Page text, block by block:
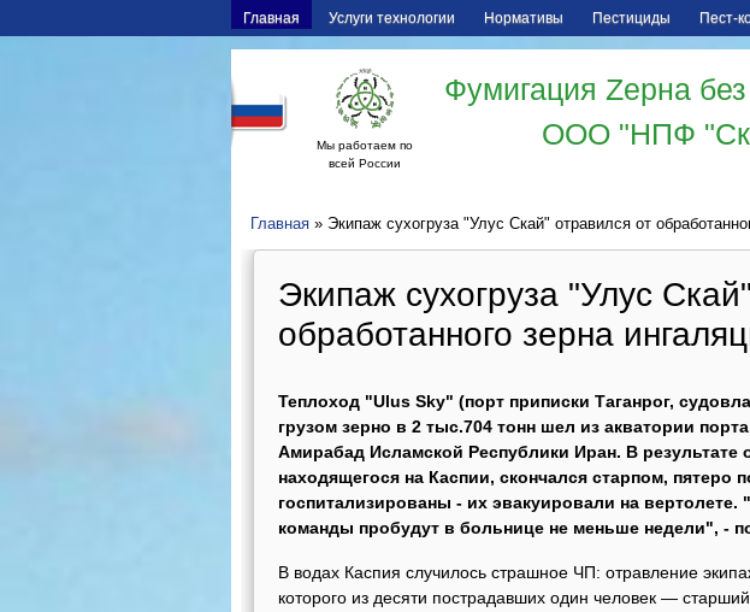
Главная Услуги технологии Нормативы Пестициды Пест-
Мы работаем по
всей России
Фумигация Zерна
ООО "НПФ
Главная » Экипаж сухогруза "Улус Скай" отравился от
Экипаж сухогруза "Улус
обработанного зерна
Теплоход "Ulus Sky" (порт приписки Таганрог,
грузом зерно в 2 тыс.704 тонн шел из акватории
Амирабад Исламской Республики Иран. В результате
находящегося на Каспии, скончался старпом, пятеро
госпитализированы - их эвакуировали на вертолете.
команды пробудут в больнице не меньше недели", -
В водах Каспия случилось страшное ЧП: отравление
которого из десяти пострадавших один человек —